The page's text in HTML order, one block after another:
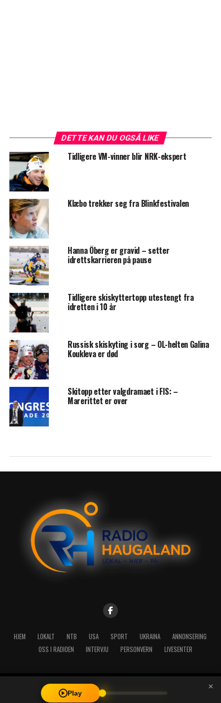
DETTE KAN DU OGSÅ LIKE
Tidligere VM-vinner blir NRK-ekspert
Klæbo trekker seg fra Blinkfestivalen
Hanna Öberg er gravid – setter
idrettskarrieren på pause
Tidligere skiskyttertopp utestengt fra
idretten i 10 år
Russisk skiskyting i sorg – OL-helten Galina
Koukleva er død
Skitopp etter valgdramaet i FIS: –
Marerittet er over
HJEM LOKALT NTB USA SPORT UKRAINA
ANNONSERING
OSS I RADIOEN
INTERVJU PERSONVERN LIVESENTER
Copyright © 2026 A-Media AS | Radio Haugaland - Haraldsgata 114,
5527 Haugesund - Mail: post@radioh.no - Telefon: 52717273
Play
×